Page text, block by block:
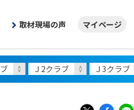
取材現場の声
マイページ